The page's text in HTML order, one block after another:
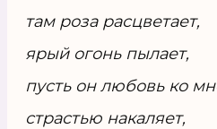
там роза расцветает,
ярый огонь пылает,
пусть он любовь ко
страстью накаляет,